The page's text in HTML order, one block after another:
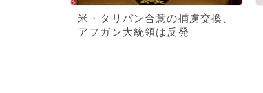
米・タリバン合意の捕虜交換、
アフガン大統領は反発